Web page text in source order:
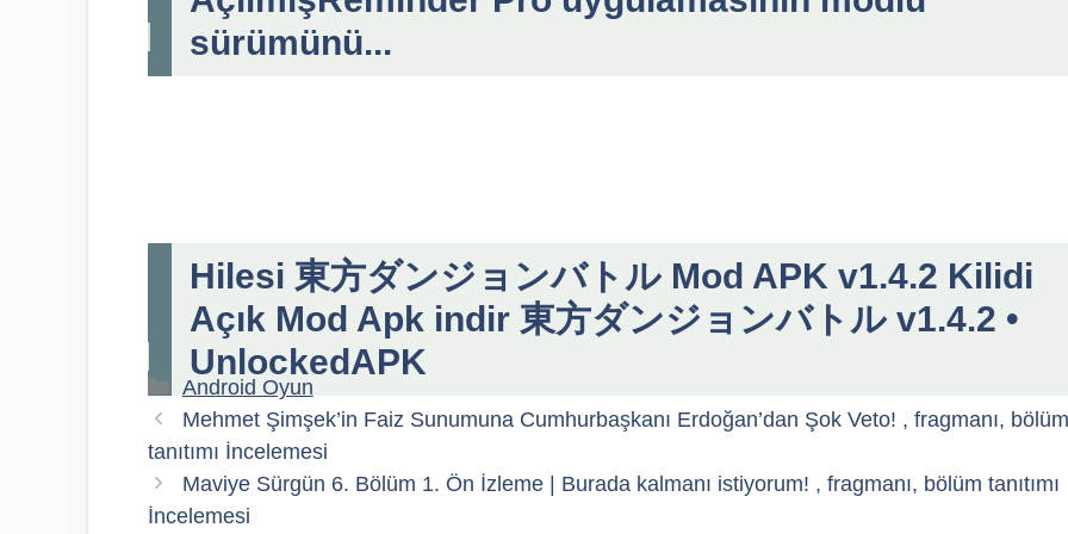
sürümünü...
Hilesi 東方ダンジョンバトル Mod APK v1.4.2 Kilidi
Açık Mod Apk indir 東方ダンジョンバトル v1.4.2 •
UnlockedAPK
Kategoriler
Android Oyun
Mehmet Şimşek’in Faiz Sunumuna Cumhurbaşkanı Erdoğan’dan Şok Veto! , fragmanı, bölüm
tanıtımı İncelemesi
Maviye Sürgün 6. Bölüm 1. Ön İzleme | Burada kalmanı istiyorum! , fragmanı, bölüm tanıtımı
İncelemesi